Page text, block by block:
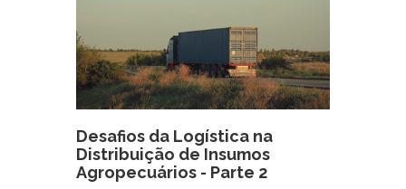
Desafios da Logística na
Distribuição de Insumos
Agropecuários - Parte 2